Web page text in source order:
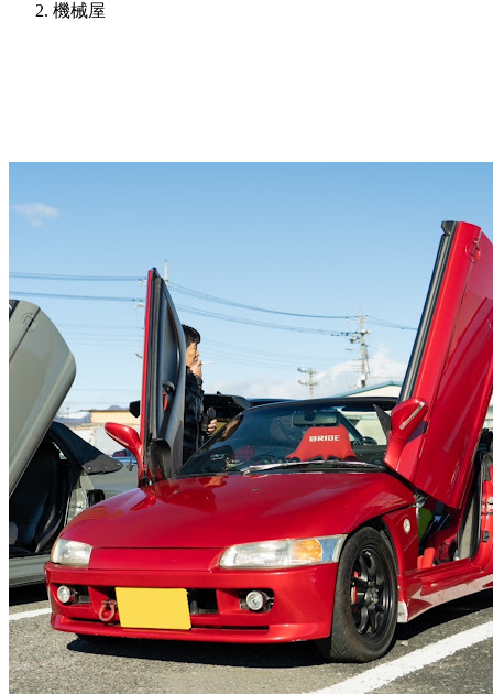
機械屋